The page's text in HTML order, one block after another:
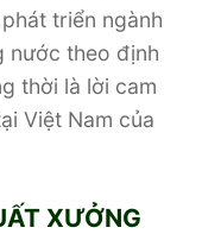
triển ngành
nước theo định
thời là lời cam
Việt Nam của
XƯỞNG